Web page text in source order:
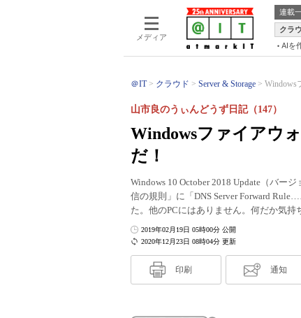
メディア
連載
クラ
AIを
＠IT クラウド Server & Storage Windows
Windowsファイアウ
だ！
山市良のうぃんどうず日記（147）
Windows 10 October 2018 Update（バー
信の規則」に「DNS Server Forward
た。他のPCにはありません。何だか気持
2020年12月23日 08時04分 更新
2019年02月19日 05時00分 公開
印刷 通知